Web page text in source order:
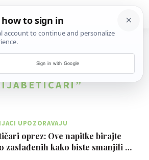
11REZULTATA ZA TAG
UPOZORAVAJU
oprez: Ove napitke birajte
zaslađenih kako biste smanjili …
Sign in with Google